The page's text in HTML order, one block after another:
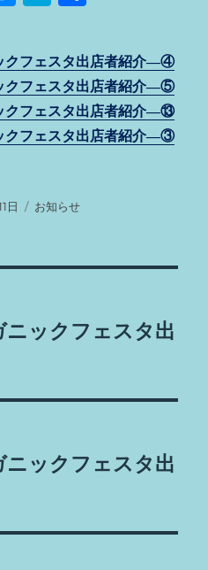
ss
e
n
g
e
n
a
クフェスタ出店者紹介―④
クフェスタ出店者紹介―⑤
クフェスタ出店者紹介―⑬
クフェスタ出店者紹介―③
日
カ
お知らせ
ニックフェスタ出
ニックフェスタ出